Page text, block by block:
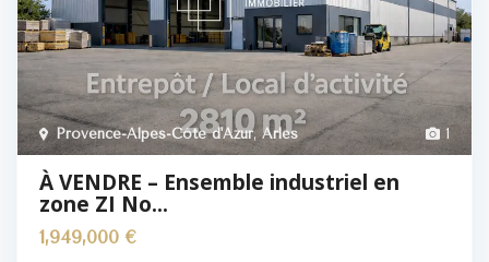
1
Provence-Alpes-Côte d'Azur,Arles
À VENDRE – Ensemble industriel en
zone ZI No...
1,949,000 €